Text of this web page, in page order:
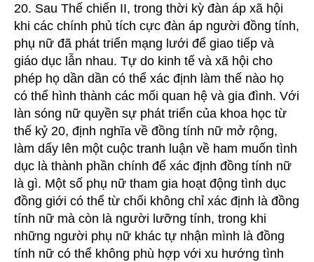
20. Sau Thế chiến II, trong thời kỳ đàn áp xã hội
khi các chính phủ tích cực đàn áp người đồng tính,
phụ nữ đã phát triển mạng lưới để giao tiếp và
giáo dục lẫn nhau. Tự do kinh tế và xã hội cho
phép họ dần dần có thể xác định làm thế nào họ
có thể hình thành các mối quan hệ và gia đình. Với
làn sóng nữ quyền sự phát triển của khoa học từ
thế kỷ 20, định nghĩa về đồng tính nữ mở rộng,
làm dấy lên một cuộc tranh luận về ham muốn tình
dục là thành phần chính để xác định đồng tính nữ
là gì. Một số phụ nữ tham gia hoạt động tình dục
đồng giới có thể từ chối không chỉ xác định là đồng
tính nữ mà còn là người lưỡng tính, trong khi
những người phụ nữ khác tự nhận mình là đồng
tính nữ có thể không phù hợp với xu hướng tình